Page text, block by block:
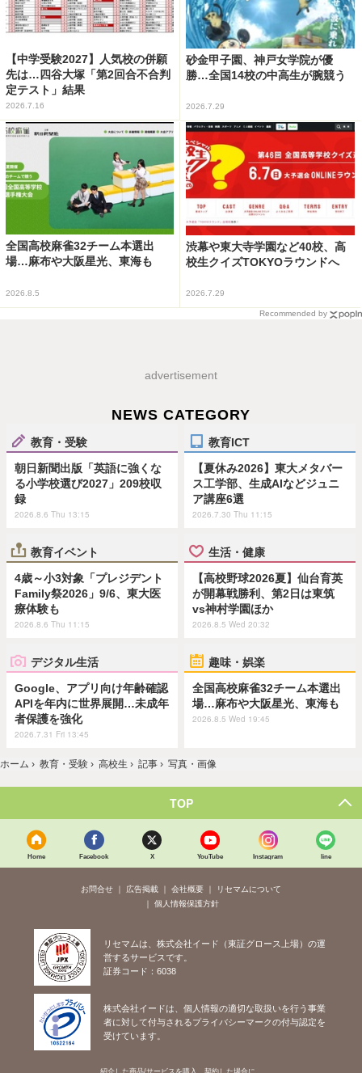
【中学受験2027】人気校の併願
先は…四谷大塚「第2回合不合判
定テスト」結果
2026.7.16
砂金甲子園、神戸女学院が優
勝…全国14校の中高生が腕競う
2026.7.29
全国高校麻雀32チーム本選出
場…麻布や大阪星光、東海も
2026.8.5
渋幕や東大寺学園など40校、高
校生クイズTOKYOラウンドへ
2026.7.29
Recommended by
advertisement
NEWS CATEGORY
教育・受験
朝日新聞出版「英語に強くな
る小学校選び2027」209校収
録
2026.8.6 Thu 13:15
教育ICT
【夏休み2026】東大メタバー
ス工学部、生成AIなどジュニ
ア講座6選
2026.7.30 Thu 11:15
教育イベント
4歳～小3対象「プレジデント
Family祭2026」9/6、東大医
療体験も
2026.8.6 Thu 11:15
生活・健康
【高校野球2026夏】仙台育英
が開幕戦勝利、第2日は東筑
vs神村学園ほか
2026.8.5 Wed 20:32
デジタル生活
Google、アプリ向け年齢確認
APIを年内に世界展開…未成年
者保護を強化
2026.7.31 Fri 13:45
趣味・娯楽
全国高校麻雀32チーム本選出
場…麻布や大阪星光、東海も
2026.8.5 Wed 19:45
ホーム › 教育・受験 › 高校生 › 記事 › 写真・画像
TOP
Home Facebook X YouTube Instagram line
お問合せ 広告掲載 会社概要
リセマムについて
個人情報保護方針
リセマムは、株式会社イード（東証グロース上場）の運
営するサービスです。
証券コード：6038
株式会社イードは、個人情報の適切な取扱いを行う事業
者に対して付与されるプライバシーマークの付与認定を
受けています。